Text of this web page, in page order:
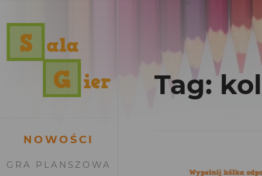
NOWOŚCI
GRA PLANSZOWA
Tag: